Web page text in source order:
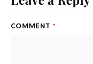
COMMENT *